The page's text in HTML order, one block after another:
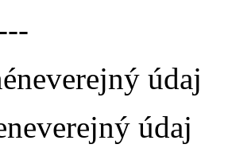
neverejný údaj
neverejný údaj